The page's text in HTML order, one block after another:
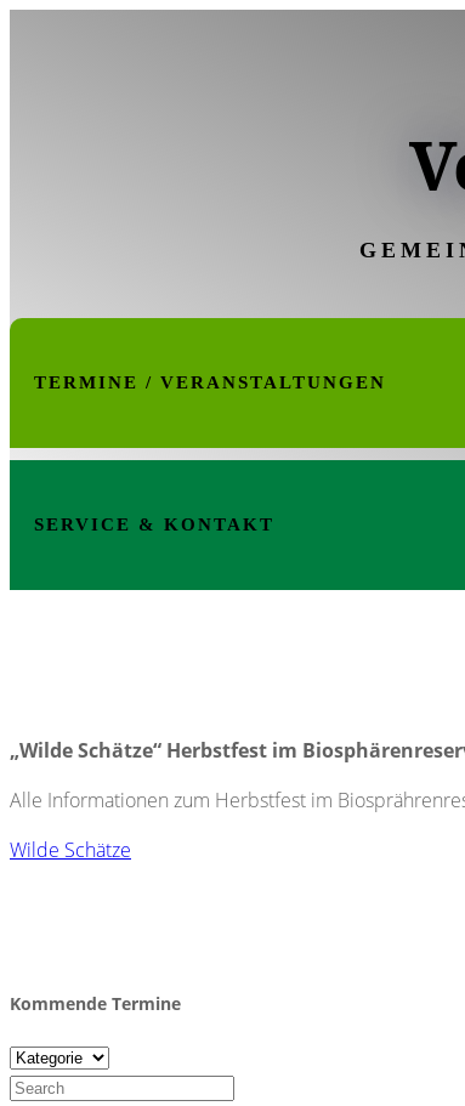
TERMINE / VERANSTALTUNGEN
SERVICE & KONTAKT
„Wilde Schätze“ Herbstfest im
Alle Informationen zum Herbstfest im
Wilde Schätze
Kommende Termine